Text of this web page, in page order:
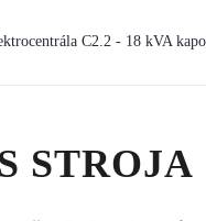
C2.2 - 18 kVA
STROJA